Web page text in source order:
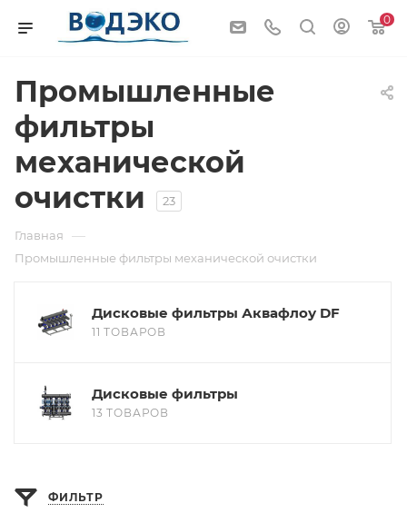
0
Промышленные
фильтры
механической
очистки
23
Главная —
Промышленные фильтры механической очистки
Дисковые фильтры Аквафлоу DF
11 ТОВАРОВ
Дисковые фильтры
13 ТОВАРОВ
ФИЛЬТР